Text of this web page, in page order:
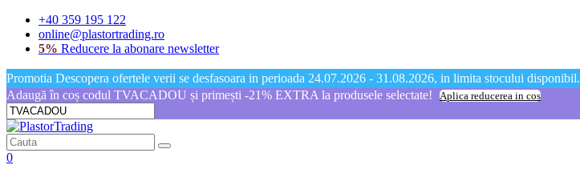
+40 359 195 122
online@plastortrading.ro
5% Reducere la abonare newsletter
Promotia Descopera ofertele verii se desfasoara in perioada 24.07.2026 - 31.08.2026, in limita stocului disponibil.
Adaugă în coș codul TVACADOU și primești -21% EXTRA la produsele selectate!
Aplica reducerea in cos
0